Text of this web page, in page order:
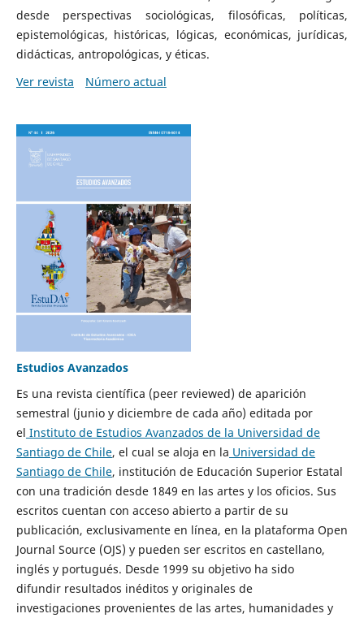
desde perspectivas sociológicas, filosóficas, políticas,
epistemológicas, históricas, lógicas, económicas, jurídicas,
didácticas, antropológicas, y éticas.
Ver revista
Número actual
Estudios Avanzados
Es una revista científica (peer reviewed) de aparición
semestral (junio y diciembre de cada año) editada por
el Instituto de Estudios Avanzados de la Universidad de
Santiago de Chile, el cual se aloja en la Universidad de
Santiago de Chile, institución de Educación Superior Estatal
con una tradición desde 1849 en las artes y los oficios. Sus
escritos cuentan con acceso abierto a partir de su
publicación, exclusivamente en línea, en la plataforma Open
Journal Source (OJS) y pueden ser escritos en castellano,
inglés y portugués. Desde 1999 su objetivo ha sido
difundir resultados inéditos y originales de
investigaciones provenientes de las artes, humanidades y